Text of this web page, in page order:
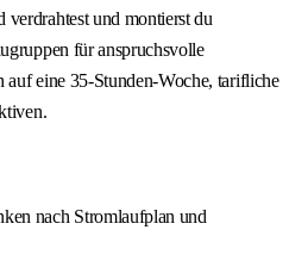
verdrahtest und montierst du
für anspruchsvolle
eine 35-Stunden-Woche, tarifliche
nach Stromlaufplan und